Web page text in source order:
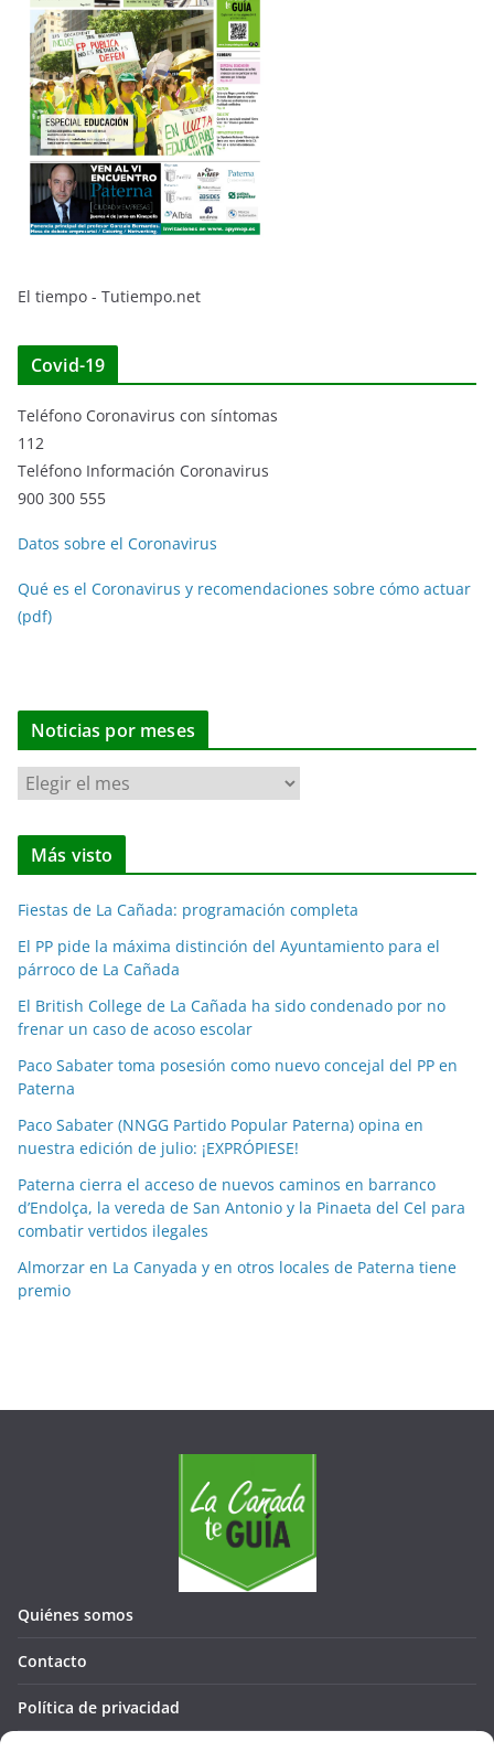
El tiempo - Tutiempo.net
Covid-19
Teléfono Coronavirus con síntomas
112
Teléfono Información Coronavirus
900 300 555
Datos sobre el Coronavirus
Qué es el Coronavirus y recomendaciones sobre cómo actuar
(pdf)
Noticias por meses
N
o
t
i
a
s
p
o
m
s
s
Más visto
Fiestas de La Cañada: programación completa
El PP pide la máxima distinción del Ayuntamiento para el
párroco de La Cañada
El British College de La Cañada ha sido condenado por no
frenar un caso de acoso escolar
Paco Sabater toma posesión como nuevo concejal del PP en
Paterna
Paco Sabater (NNGG Partido Popular Paterna) opina en
nuestra edición de julio: ¡EXPRÓPIESE!
Paterna cierra el acceso de nuevos caminos en barranco
d’Endolça, la vereda de San Antonio y la Pinaeta del Cel para
combatir vertidos ilegales
Almorzar en La Canyada y en otros locales de Paterna tiene
premio
Quiénes somos
Contacto
Política de privacidad